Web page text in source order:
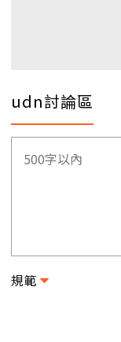
udn討論區
規範